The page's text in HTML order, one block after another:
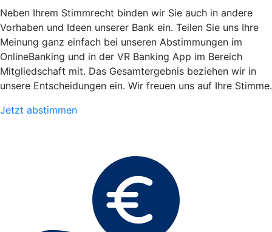
Neben Ihrem Stimmrecht binden wir Sie auch in andere
Vorhaben und Ideen unserer Bank ein. Teilen Sie uns Ihre
Meinung ganz einfach bei unseren Abstimmungen im
OnlineBanking und in der VR Banking App im Bereich
Mitgliedschaft mit. Das Gesamtergebnis beziehen wir in
unsere Entscheidungen ein. Wir freuen uns auf Ihre Stimme.
Jetzt abstimmen